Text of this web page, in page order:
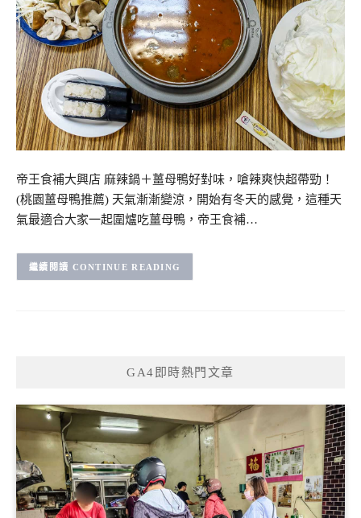
帝王食補大興店 麻辣鍋＋薑母鴨好對味，嗆辣爽快超帶勁！
(桃園薑母鴨推薦) 天氣漸漸變涼，開始有冬天的感覺，這種天
氣最適合大家一起圍爐吃薑母鴨，帝王食補…
CONTINUE READING
GA4即時熱門文章